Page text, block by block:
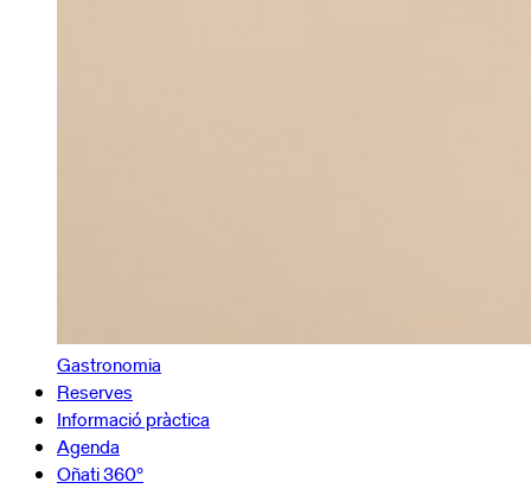
Gastronomia
Reserves
Informació pràctica
Agenda
Oñati 360º